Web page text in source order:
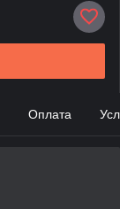
Оплата